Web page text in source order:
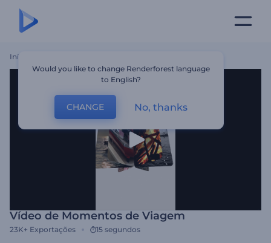
Início
Vídeo de Momentos de Viagem
23K+ Exportações 15 segundos
Would you like to change Renderforest language
to English?
CHANGE No, thanks